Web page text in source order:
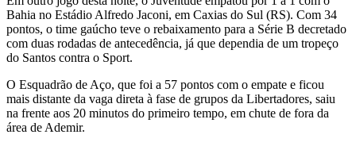
Bahia no Estádio Alfredo Jaconi, em Caxias do Sul (RS). Com 34
pontos, o time gaúcho teve o rebaixamento para a Série B decretado
com duas rodadas de antecedência, já que dependia de um tropeço
do Santos contra o Sport.
O Esquadrão de Aço, que foi a 57 pontos com o empate e ficou
mais distante da vaga direta à fase de grupos da Libertadores, saiu
na frente aos 20 minutos do primeiro tempo, em chute de fora da
área de Ademir.